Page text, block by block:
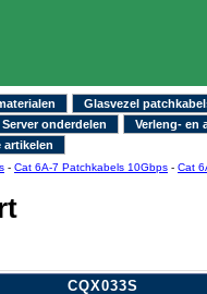
Glasvezel
Server onderdelen
Verleng- en
artikelen
- Cat 6A-7 Patchkabels 10Gbps - Cat
CQX033S